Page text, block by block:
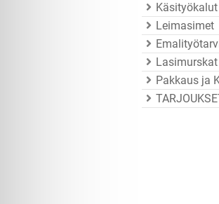
Käsityökalut
Leimasimet
Lasimurskat
Pakkaus ja